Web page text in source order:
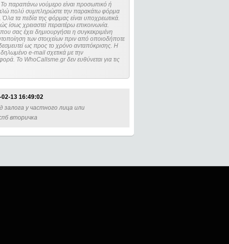
παραπάνω νούμερο είναι προσωπικό ή
πολύ συμπληρώστε την παρακάτω φόρμα
Όλα τα πεδία της φόρμας είναι υποχρεωτικά.
χρειαστεί περαιτέρω επικοινωνία.
σας έχει δημιουργήσει η συγκεκριμένη
ως προς το χρόνο ανταπόκρισης. Η
e-mail σχετικά με την
Το WhoCallsme.gr δεν ευθύνεται για τις
02-13 16:49:02
у частного лица или
вторичка